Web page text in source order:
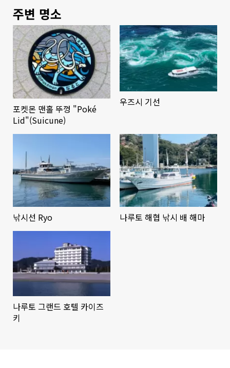
주변 명소
포켓몬 맨홀 뚜껑 "Poké
Lid"(Suicune)
우즈시 기선
낚시선 Ryo 나루토 해협 낚시 배 해마
나루토 그랜드 호텔 카이즈
키